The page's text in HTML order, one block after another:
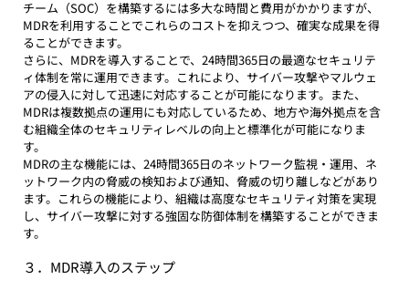
チーム（SOC）を構築するには多大な時間と費用がかかりますが、
MDRを利用することでこれらのコストを抑えつつ、確実な成果を得
ることができます。
さらに、MDRを導入することで、24時間365日の最適なセキュリテ
ィ体制を常に運用できます。これにより、サイバー攻撃やマルウェ
アの侵入に対して迅速に対応することが可能になります。また、
MDRは複数拠点の運用にも対応しているため、地方や海外拠点を含
む組織全体のセキュリティレベルの向上と標準化が可能になりま
す。
MDRの主な機能には、24時間365日のネットワーク監視・運用、ネ
ットワーク内の脅威の検知および通知、脅威の切り離しなどがあり
ます。これらの機能により、組織は高度なセキュリティ対策を実現
し、サイバー攻撃に対する強固な防御体制を構築することができま
す。
３．MDR導入のステップ